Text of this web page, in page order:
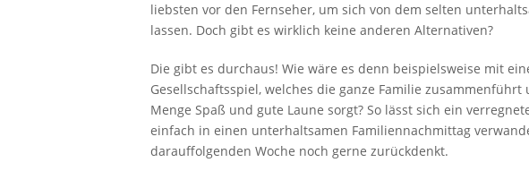
liebsten vor den Fernseher, um sich von dem selten
lassen. Doch gibt es wirklich keine anderen Alternativen?
Die gibt es durchaus! Wie wäre es denn beispielsweise mit
Gesellschaftsspiel, welches die ganze Familie
Menge Spaß und gute Laune sorgt? So lässt sich ein
einfach in einen unterhaltsamen Familiennachmittag
darauffolgenden Woche noch gerne zurückdenkt.